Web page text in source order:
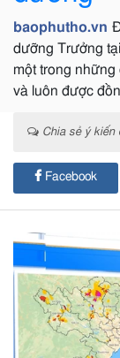
baophutho.vn
dưỡng Trưởng
một trong
và luôn được
Chia sẻ ý kiến
Facebook